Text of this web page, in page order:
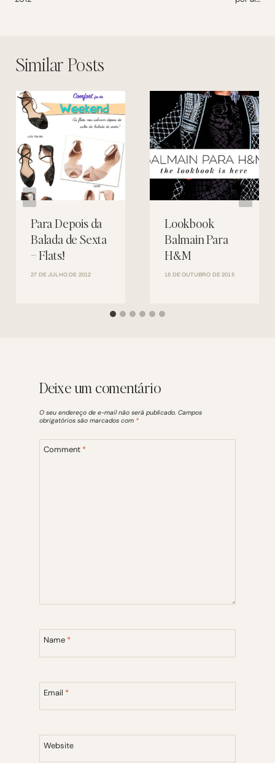
Post
Similar Posts
Para Depois da
Balada de Sexta
– Flats!
27 DE JULHO DE 2012
Lookbook
Balmain Para
H&M
15 DE OUTUBRO DE 2015
Deixe um comentário
O seu endereço de e-mail não será publicado. Campos
obrigatórios são marcados com *
Comment *
Name *
Email *
Website